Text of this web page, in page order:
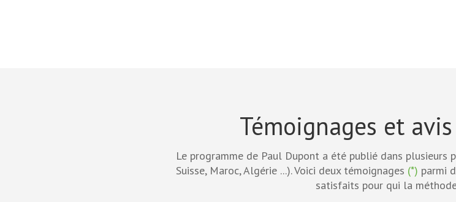
Témoignages et
Le programme de Paul Dupont a été publié dans plusieurs
Suisse, Maroc, Algérie ...). Voici deux témoignages (*) parmi
satisfaits pour qui la